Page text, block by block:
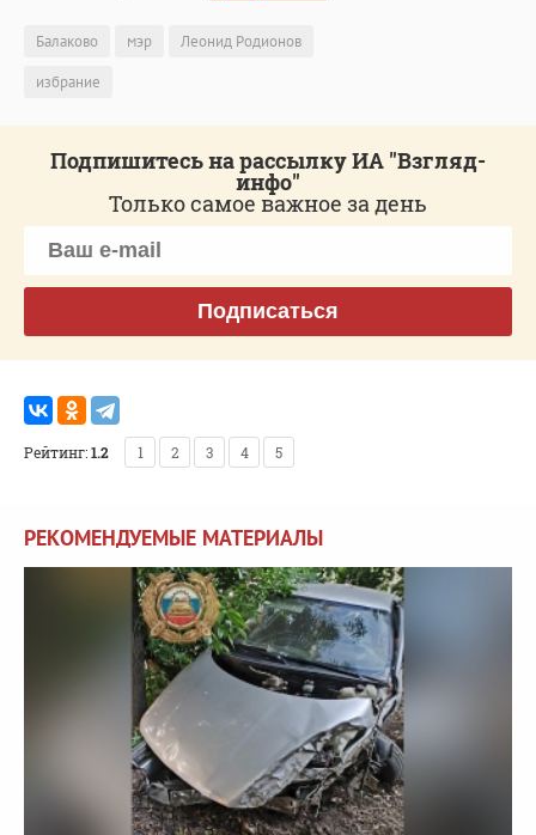
Балаково мэр
Леонид Родионов
избрание
Подпишитесь на рассылку ИА "Взгляд-
инфо"
Только самое важное за день
Подписаться
Рейтинг:1.2 1 2 3 4 5
РЕКОМЕНДУЕМЫЕ МАТЕРИАЛЫ